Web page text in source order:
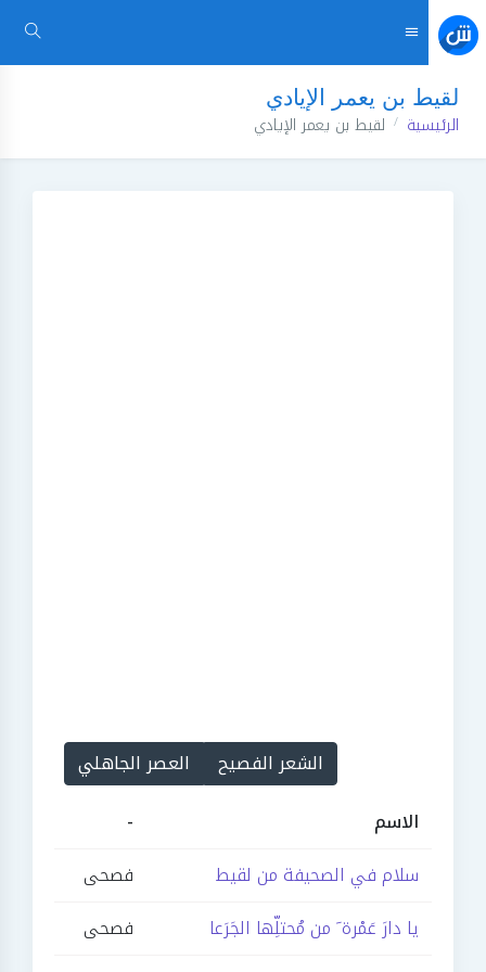
لقيط بن يعمر الإيادي
الرئيسية لقيط بن يعمر الإيادي
الشعر الفصيح
العصر الجاهلي
الاسم
-
سلام في الصحيفة من لقيط
فصحى
يا دارَ عَمْرة َ من مُحتلِّها الجَرَعا
فصحى